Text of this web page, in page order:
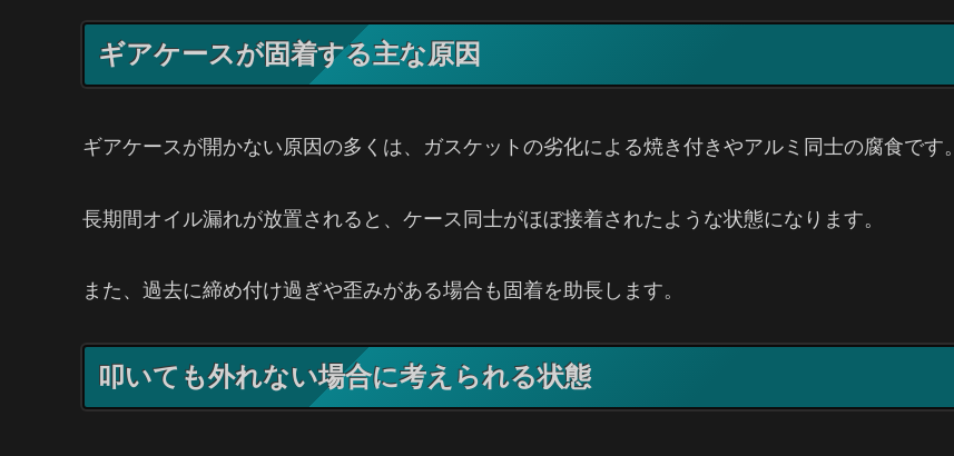
ギアケースが固着する主な原因
ギアケースが開かない原因の多くは、ガスケットの劣化による焼き付きやアルミ同士の腐食です。
長期間オイル漏れが放置されると、ケース同士がほぼ接着されたような状態になります。
また、過去に締め付け過ぎや歪みがある場合も固着を助長します。
叩いても外れない場合に考えられる状態